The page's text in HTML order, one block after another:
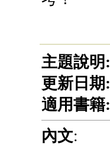
主題說明:
更新日期:
適用書籍:
內文: